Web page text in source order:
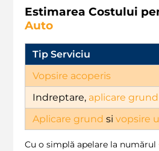
Estimarea Costului
Auto
Tip Serviciu
Vopsire acoperis
Indreptare, aplicare grund
Aplicare grund si vopsire
Cu o simplă apelare la numărul